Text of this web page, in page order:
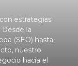
estrategias
la
(SEO) hasta
nuestro
hacia el